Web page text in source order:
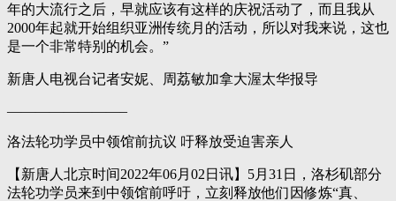
年的大流行之后，早就应该有这样的庆祝活动了，而且我从
2000年起就开始组织亚洲传统月的活动，所以对我来说，这也
是一个非常特别的机会。”
新唐人电视台记者安妮、周荔敏加拿大渥太华报导
————————–
洛法轮功学员中领馆前抗议 吁释放受迫害亲人
【新唐人北京时间2022年06月02日讯】5月31日，洛杉矶部分
法轮功学员来到中领馆前呼吁，立刻释放他们因修炼“真、